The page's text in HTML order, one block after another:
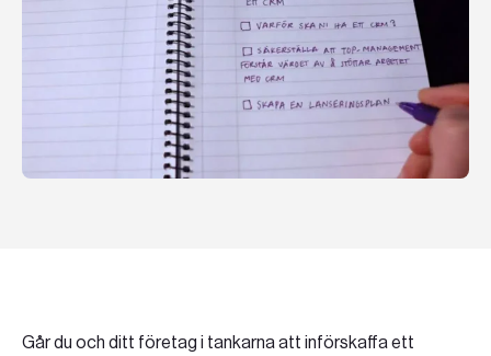
Går du och ditt företag i tankarna att införskaffa ett